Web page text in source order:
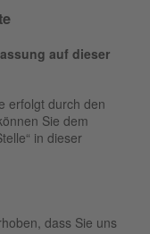
auf dieser
erfolgt durch den
Sie dem
in dieser
dass Sie uns